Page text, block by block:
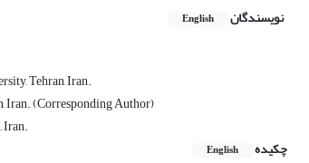
نویسندگان English
Tehran, Iran.
Iran. (Corresponding Author)
Iran.
چکیده
English